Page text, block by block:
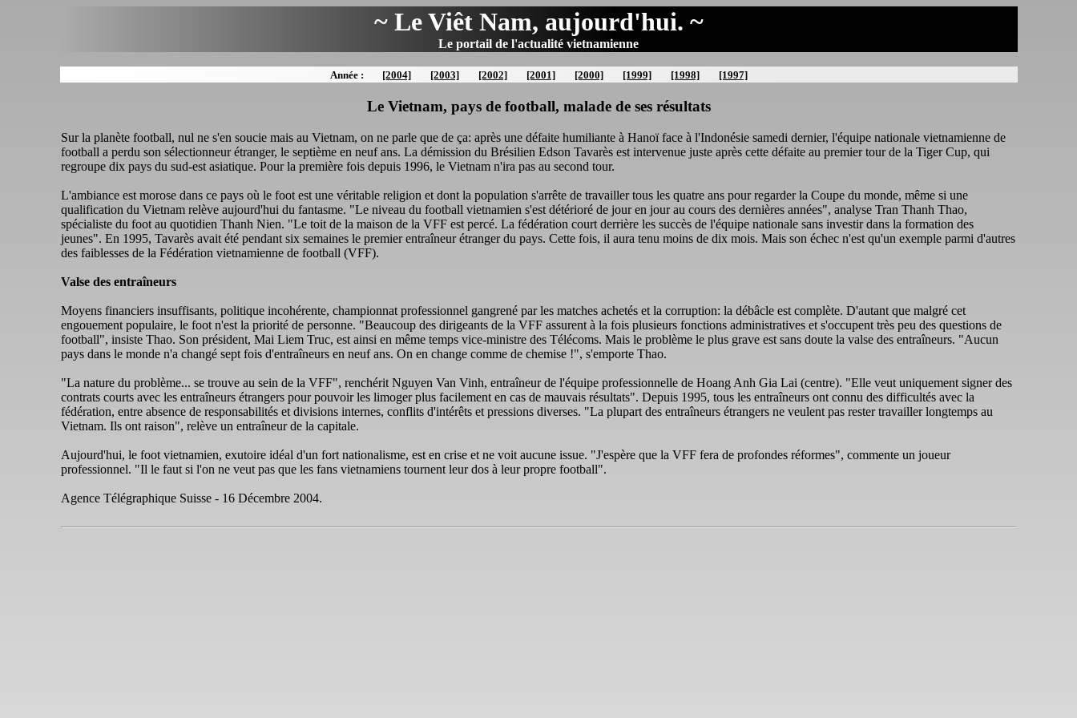
~ Le Viêt Nam, aujourd'hui. ~
Le portail de l'actualité vietnamienne
Année : [2004] [2003] [2002] [2001] [2000] [1999] [1998] [1997]
Le Vietnam, pays de football, malade de ses résultats
Sur la planète football, nul ne s'en soucie mais au Vietnam, on ne parle que de ça: après une défaite humiliante à Hanoï face à l'Indonésie samedi dernier, l'équipe nationale vietnamienne de
football a perdu son sélectionneur étranger, le septième en neuf ans. La démission du Brésilien Edson Tavarès est intervenue juste après cette défaite au premier tour de la Tiger Cup, qui
regroupe dix pays du sud-est asiatique. Pour la première fois depuis 1996, le Vietnam n'ira pas au second tour.
L'ambiance est morose dans ce pays où le foot est une véritable religion et dont la population s'arrête de travailler tous les quatre ans pour regarder la Coupe du monde, même si une
qualification du Vietnam relève aujourd'hui du fantasme. "Le niveau du football vietnamien s'est détérioré de jour en jour au cours des dernières années", analyse Tran Thanh Thao,
spécialiste du foot au quotidien Thanh Nien. "Le toit de la maison de la VFF est percé. La fédération court derrière les succès de l'équipe nationale sans investir dans la formation des
jeunes". En 1995, Tavarès avait été pendant six semaines le premier entraîneur étranger du pays. Cette fois, il aura tenu moins de dix mois. Mais son échec n'est qu'un exemple parmi d'autres
des faiblesses de la Fédération vietnamienne de football (VFF).
Valse des entraîneurs
Moyens financiers insuffisants, politique incohérente, championnat professionnel gangrené par les matches achetés et la corruption: la débâcle est complète. D'autant que malgré cet
engouement populaire, le foot n'est la priorité de personne. "Beaucoup des dirigeants de la VFF assurent à la fois plusieurs fonctions administratives et s'occupent très peu des questions de
football", insiste Thao. Son président, Mai Liem Truc, est ainsi en même temps vice-ministre des Télécoms. Mais le problème le plus grave est sans doute la valse des entraîneurs. "Aucun
pays dans le monde n'a changé sept fois d'entraîneurs en neuf ans. On en change comme de chemise !", s'emporte Thao.
"La nature du problème... se trouve au sein de la VFF", renchérit Nguyen Van Vinh, entraîneur de l'équipe professionnelle de Hoang Anh Gia Lai (centre). "Elle veut uniquement signer des
contrats courts avec les entraîneurs étrangers pour pouvoir les limoger plus facilement en cas de mauvais résultats". Depuis 1995, tous les entraîneurs ont connu des difficultés avec la
fédération, entre absence de responsabilités et divisions internes, conflits d'intérêts et pressions diverses. "La plupart des entraîneurs étrangers ne veulent pas rester travailler longtemps au
Vietnam. Ils ont raison", relève un entraîneur de la capitale.
Aujourd'hui, le foot vietnamien, exutoire idéal d'un fort nationalisme, est en crise et ne voit aucune issue. "J'espère que la VFF fera de profondes réformes", commente un joueur
professionnel. "Il le faut si l'on ne veut pas que les fans vietnamiens tournent leur dos à leur propre football".
Agence Télégraphique Suisse - 16 Décembre 2004.